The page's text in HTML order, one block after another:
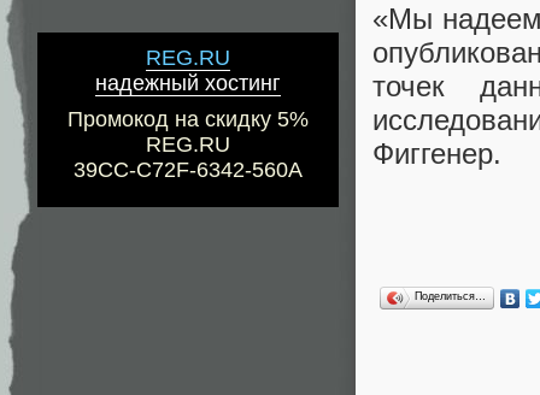
REG.RU
надежный хостинг
Промокод на скидку 5%
REG.RU
39CC-C72F-6342-560A
«Мы
точек
Фиггенер.
Поделиться…